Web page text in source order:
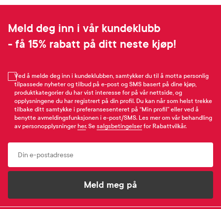
Meld deg inn i vår kundeklubb
- få 15% rabatt på ditt neste kjøp!
Ved å melde deg inn i kundeklubben, samtykker du til å motta personlig
tilpassede nyheter og tilbud på e-post og SMS basert på dine kjøp,
produktkategorier du har vist interesse for på vår nettside, og
opplysningene du har registrert på din profil. Du kan når som helst trekke
tilbake ditt samtykke i preferansesenteret på “Min profil” eller ved å
benytte avmeldingsfunksjonen i e-post/SMS. Les mer om vår behandling
av personopplysninger her. Se salgsbetingelser for Rabattvilkår.
Meld meg på